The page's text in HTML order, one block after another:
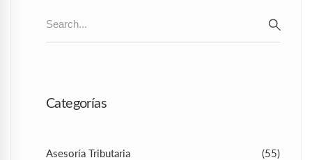
for:
Categorías
Asesoría Tributaria (55)